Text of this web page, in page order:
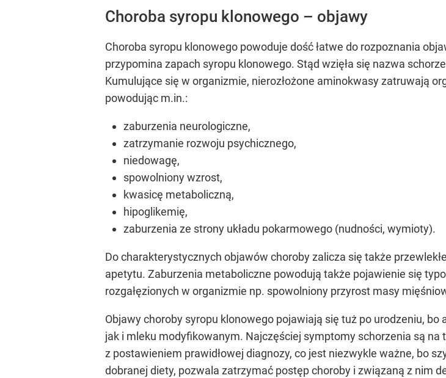
Choroba syropu klonowego – objawy
Choroba syropu klonowego powoduje dość łatwe do rozpoznania
przypomina zapach syropu klonowego. Stąd wzięła się nazwa
Kumulujące się w organizmie, nierozłożone aminokwasy zatruwają
powodując m.in.:
zaburzenia neurologiczne,
zatrzymanie rozwoju psychicznego,
niedowagę,
spowolniony wzrost,
kwasicę metaboliczną,
hipoglikemię,
zaburzenia ze strony układu pokarmowego (nudności, wymioty).
Do charakterystycznych objawów choroby zalicza się także
apetytu. Zaburzenia metaboliczne powodują także pojawienie się
rozgałęzionych w organizmie np. spowolniony przyrost masy
Objawy choroby syropu klonowego pojawiają się tuż po urodzeniu,
jak i mleku modyfikowanym. Najczęściej symptomy schorzenia są
z postawieniem prawidłowej diagnozy, co jest niezwykle ważne, bo
dobranej diety, pozwala zatrzymać postęp choroby i związaną z nim